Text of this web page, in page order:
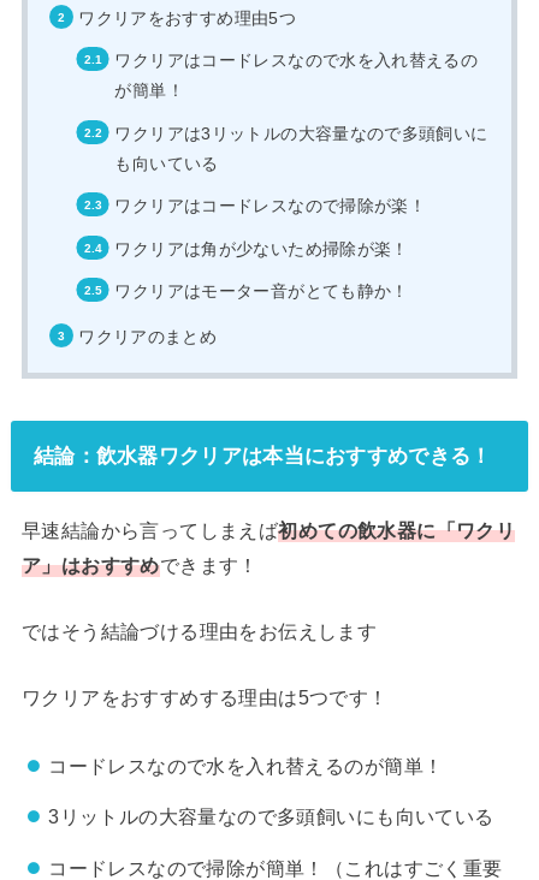
ワクリアをおすすめ理由5つ
ワクリアはコードレスなので水を入れ替えるの
が簡単！
ワクリアは3リットルの大容量なので多頭飼いに
も向いている
ワクリアはコードレスなので掃除が楽！
ワクリアは角が少ないため掃除が楽！
ワクリアはモーター音がとても静か！
ワクリアのまとめ
結論：飲水器ワクリアは本当におすすめできる！
早速結論から言ってしまえば初めての飲水器に「ワクリ
ア」はおすすめできます！
ではそう結論づける理由をお伝えします
ワクリアをおすすめする理由は5つです！
コードレスなので水を入れ替えるのが簡単！
3リットルの大容量なので多頭飼いにも向いている
コードレスなので掃除が簡単！（これはすごく重要